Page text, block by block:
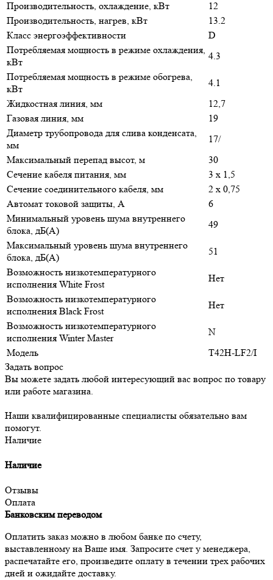
Производительность, охлаждение, кВт
12
Производительность, нагрев, кВт
13.2
Класс энергоэффективности
D
Потребляемая мощность в режиме охлаждения,
кВт
4.3
Потребляемая мощность в режиме обогрева,
кВт
4.1
Жидкостная линия, мм
12,7
Газовая линия, мм
19
Диаметр трубопровода для слива конденсата,
мм
17/
Максимальный перепад высот, м
30
Сечение кабеля питания, мм
3 х 1,5
Сечение соединительного кабеля, мм
2 х 0,75
Автомат токовой защиты, A
6
Минимальный уровень шума внутреннего
блока, дБ(А)
49
Максимальный уровень шума внутреннего
блока, дБ(А)
51
Возможность низкотемпературного
исполнения White Frost
Нет
Возможность низкотемпературного
исполнения Black Frost
Нет
Возможность низкотемпературного
исполнения Winter Master
N
Модель
T42H-LF2/I
Задать вопрос
Вы можете задать любой интересующий вас вопрос по товару
или работе магазина.
Наши квалифицированные специалисты обязательно вам
помогут.
Наличие
Наличие
Отзывы
Оплата
Банковским переводом
Оплатить заказ можно в любом банке по счету,
выставленному на Ваше имя. Запросите счет у менеджера,
распечатайте его, произведите оплату в течении трех рабочих
дней и ожидайте доставку.